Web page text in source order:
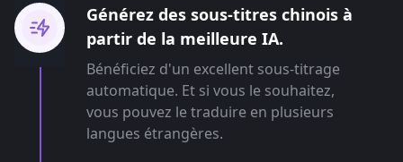
Générez des sous-titres chinois à
partir de la meilleure IA.
Bénéficiez d'un excellent sous-titrage
automatique. Et si vous le souhaitez,
vous pouvez le traduire en plusieurs
langues étrangères.